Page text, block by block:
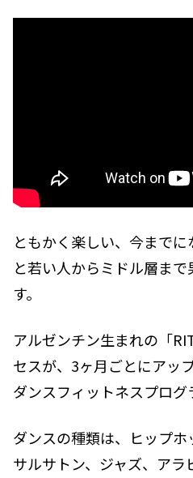
ともかく楽しい、今まで
と若い人からミドル層ま
す。
アルゼンチン生まれの「
セスが、3ヶ月ごとにアッ
ダンスフィットネスプログ
ダンスの種類は、ヒップホ
サルサトン、ジャズ、アラ